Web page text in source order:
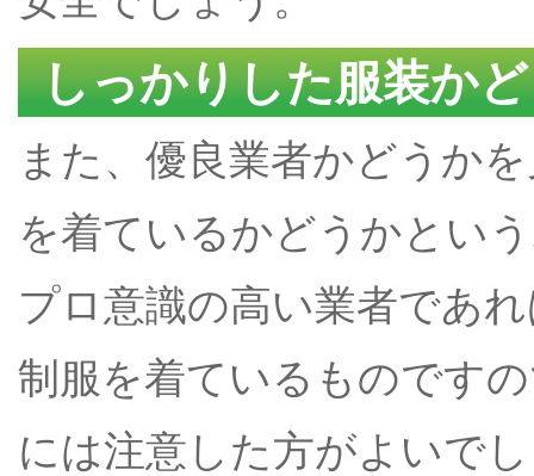
しっかりした服装か
また、優良業者かどうか
を着ているかどうかとい
プロ意識の高い業者であ
制服を着ているものです
には注意した方がよいで